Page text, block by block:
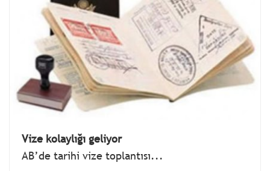
Vize kolaylığı geliyor
AB’de tarihi vize toplantısı...